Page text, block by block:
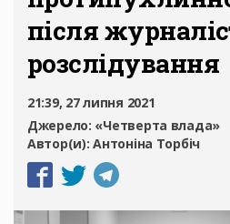
після
розслідування
21:39, 27 липня 2021
Джерело: «Четверта влада»
Автор(и):Антоніна Торбіч